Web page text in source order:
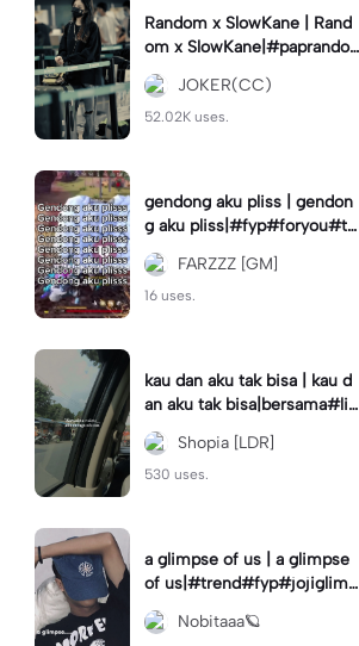
Random x SlowKane | Rand
om x SlowKane|#paprando
m #6klip #estetik #fyp
JOKER(CC)
52.02K uses.
gendong aku pliss | gendon
g aku pliss|#fyp#foryou#tr
end#viral
FARZZZ [GM]
16 uses.
kau dan aku tak bisa | kau d
an aku tak bisa|bersama#liri
klagu#fyp#templatelirik
Shopia [LDR]
530 uses.
a glimpse of us | a glimpse
of us|#trend#fyp#jojiglimp
seofus#viral
Nobitaaa🪐